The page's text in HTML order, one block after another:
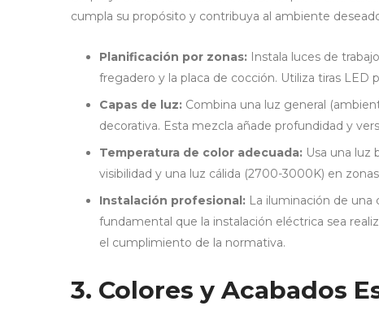
cumpla su propósito y contribuya al ambiente
Planificación por zonas: Instala luces de
fregadero y la placa de cocción. Utiliza tiras LED
Capas de luz: Combina una luz general
decorativa. Esta mezcla añade profundidad y
Temperatura de color adecuada: Usa una luz
visibilidad y una luz cálida (2700-3000K) en
Instalación profesional: La iluminación de una
fundamental que la instalación eléctrica sea
el cumplimiento de la normativa.
3. Colores y Acabados